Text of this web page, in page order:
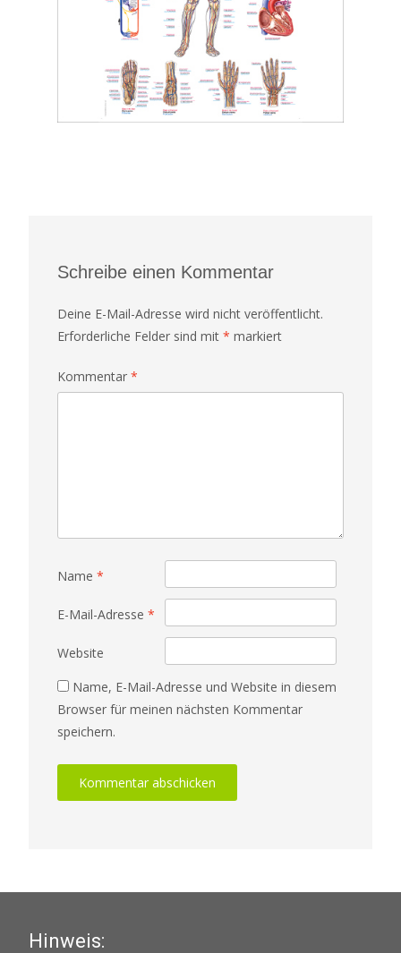
Schreibe einen Kommentar
Deine E-Mail-Adresse wird nicht veröffentlicht.
Erforderliche Felder sind mit * markiert
Kommentar *
Name *
E-Mail-Adresse *
Website
Name, E-Mail-Adresse und Website in diesem
Browser für meinen nächsten Kommentar
speichern.
Hinweis: